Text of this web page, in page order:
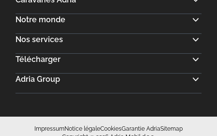
ImpressumNotice légaleCookiesGarantie AdriaSitemap